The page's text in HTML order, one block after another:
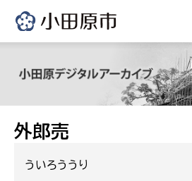
外郎売
ういろううり